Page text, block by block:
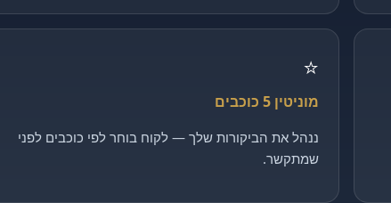
⭐
מוניטין 5 כוכבים
ננהל את הביקורות שלך — לקוח בוחר לפי כוכבים לפני
שמתקשר.